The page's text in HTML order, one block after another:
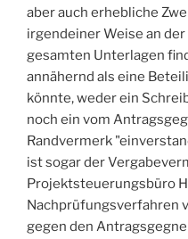
aber auch erhebliche
irgendeiner Weise an
gesamten Unterlagen
annähernd als eine
könnte, weder ein
noch ein vom
Randvermerk
ist sogar der
Projektsteuerungsbüro
Nachprüfungsverfahren
gegen den